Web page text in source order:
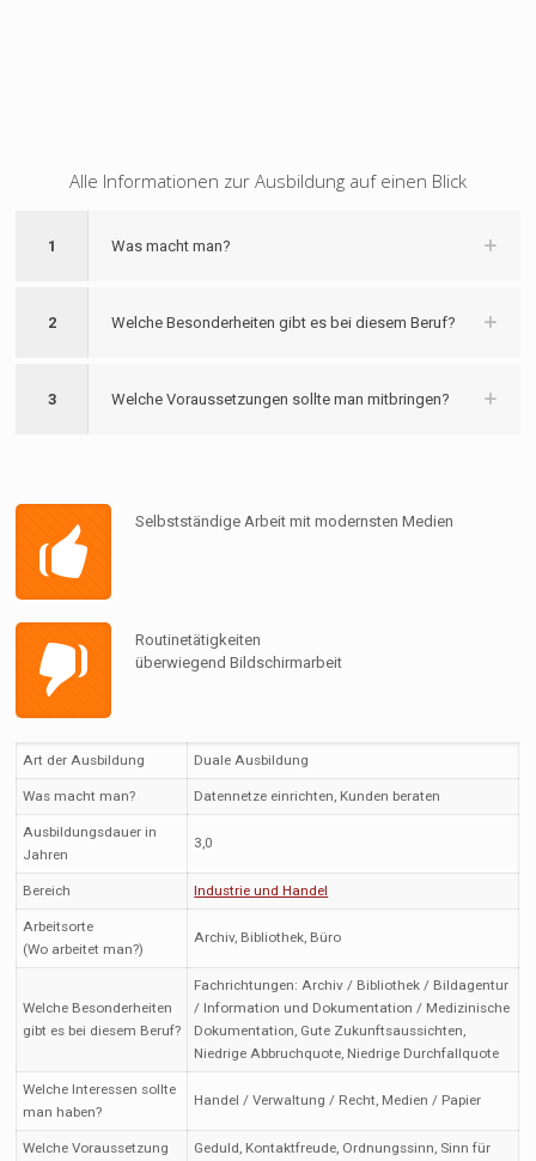
Alle Informationen zur Ausbildung auf einen Blick
1 Was macht man?
2 Welche Besonderheiten gibt es bei diesem Beruf?
3 Welche Voraussetzungen sollte man mitbringen?
Selbstständige Arbeit mit modernsten Medien
Routinetätigkeiten
überwiegend Bildschirmarbeit
Art der Ausbildung Duale Ausbildung
Was macht man? Datennetze einrichten, Kunden beraten
Ausbildungsdauer in
Jahren
3,0
Bereich Industrie und Handel
Arbeitsorte
(Wo arbeitet man?)
Archiv, Bibliothek, Büro
Welche Besonderheiten
gibt es bei diesem Beruf?
Fachrichtungen: Archiv / Bibliothek / Bildagentur
/ Information und Dokumentation / Medizinische
Dokumentation, Gute Zukunftsaussichten,
Niedrige Abbruchquote, Niedrige Durchfallquote
Welche Interessen sollte
man haben?
Handel / Verwaltung / Recht, Medien / Papier
Welche Voraussetzung
Geduld, Kontaktfreude, Ordnungssinn, Sinn für